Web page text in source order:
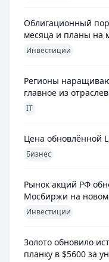
Облигационный
месяца и планы на
Инвестиции
Регионы
главное из
IT
Цена обновлённой
Бизнес
Рынок акций РФ
Мосбиржи на новом
Инвестиции
Золото обновило
планку в $5600 за